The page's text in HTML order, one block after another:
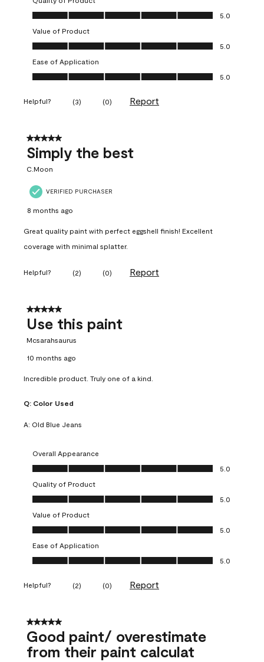
Quality of Product, 5.0 out of 5
5.0
Value of Product
Value of Product, 5.0 out of 5
5.0
Ease of Application
Ease of Application, 5.0 out of 5
5.0
Helpful? (3) (0) Report
5 out of 5 stars.
Simply the best
C.Moon
VERIFIED PURCHASER
8 months ago
Great quality paint with perfect eggshell finish! Excellent
coverage with minimal splatter.
Helpful? (2) (0) Report
5 out of 5 stars.
Use this paint
Mcsarahsaurus
10 months ago
Incredible product. Truly one of a kind.
Q: Color Used
A: Old Blue Jeans
Overall Appearance
Overall Appearance, 5.0 out of 5
5.0
Quality of Product
Quality of Product, 5.0 out of 5
5.0
Value of Product
Value of Product, 5.0 out of 5
5.0
Ease of Application
Ease of Application, 5.0 out of 5
5.0
Helpful? (2) (0) Report
5 out of 5 stars.
Good paint/ overestimate
from their paint calculat